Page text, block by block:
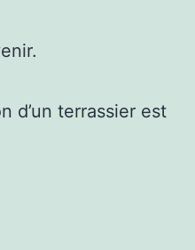
d’un terrassier est